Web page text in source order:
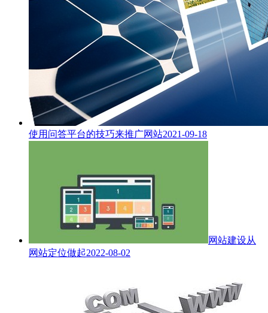
使用问答平台的技巧来推广网站2021-09-18
网站建设从
网站定位做起2022-08-02